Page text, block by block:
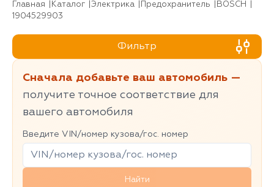
Главная Каталог Электрика Предохранитель
BOSCH
1904529903
Фильтр
Сначала добавьте ваш автомобиль —
получите точное соответствие для
вашего автомобиля
Введите VIN/номер кузова/гос. номер
Найти